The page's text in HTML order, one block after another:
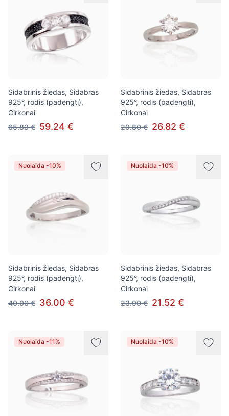
Sidabrinis žiedas, Sidabras
925°, rodis (padengti),
Cirkonai
65.83 € 59.24 €
Sidabrinis žiedas, Sidabras
925°, rodis (padengti),
Cirkonai
29.80 € 26.82 €
Nuolaida -10%
Sidabrinis žiedas, Sidabras
925°, rodis (padengti),
Cirkonai
40.00 € 36.00 €
Nuolaida -10%
Sidabrinis žiedas, Sidabras
925°, rodis (padengti),
Cirkonai
23.90 € 21.52 €
Nuolaida -11% Nuolaida -10%